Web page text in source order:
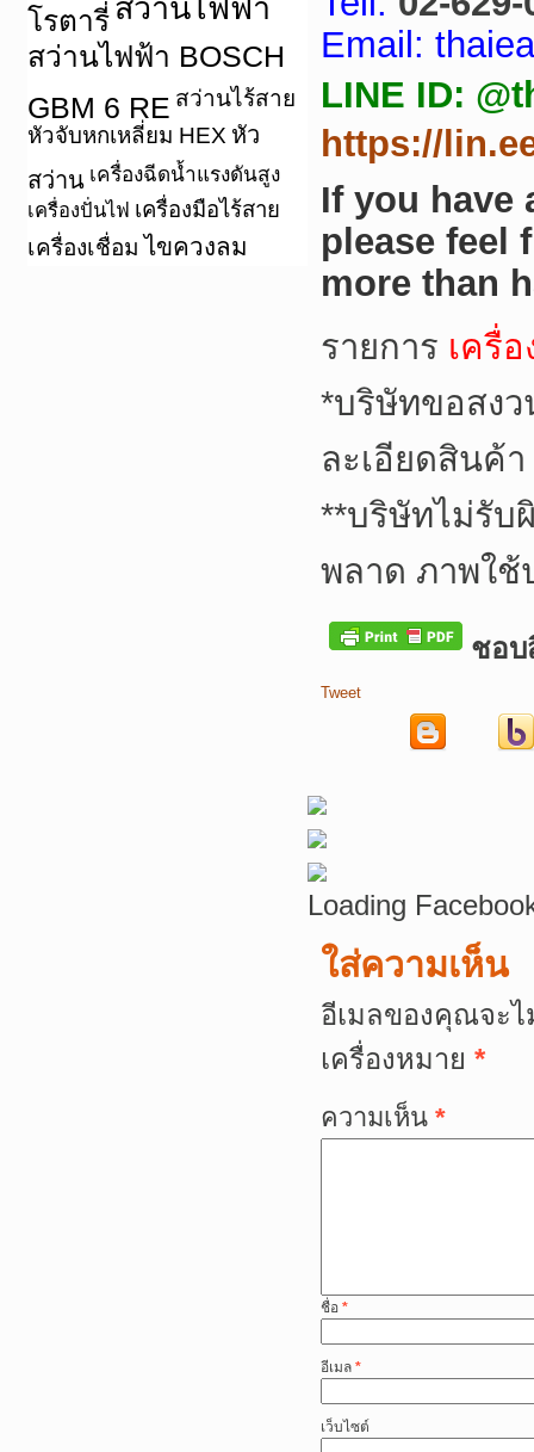
โรตารี่ สว่านไฟฟ้า
สว่านไฟฟ้า BOSCH
GBM 6 RE สว่านไร้สาย
หัวจับหกเหลี่ยม HEX หัว
สว่าน เครื่องฉีดน้ำแรงดันสูง
เครื่องปั่นไฟ เครื่องมือไร้สาย
เครื่องเชื่อม ไขควงลม
Email:
LINE ID:
https://
If you have
please feel
more than
รายการ เครื่
*บริษัทขอสงว
ละเอียดสินค้
**บริษัทไม่รับ
พลาด ภาพใ
ชอบ
Tweet
Loading
ใส่ความเห็น
อีเมลของคุณจะ
เครื่องหมาย *
ความเห็น *
ชื่อ *
อีเมล *
เว็บไซต์